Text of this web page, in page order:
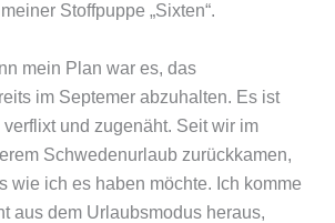
Stoffpuppe „Sixten“.
mein Plan war es, das
im Septemer abzuhalten. Es ist
und zugenäht. Seit wir im
Schwedenurlaub zurückkamen,
wie ich es haben möchte. Ich komme
aus dem Urlaubsmodus heraus,